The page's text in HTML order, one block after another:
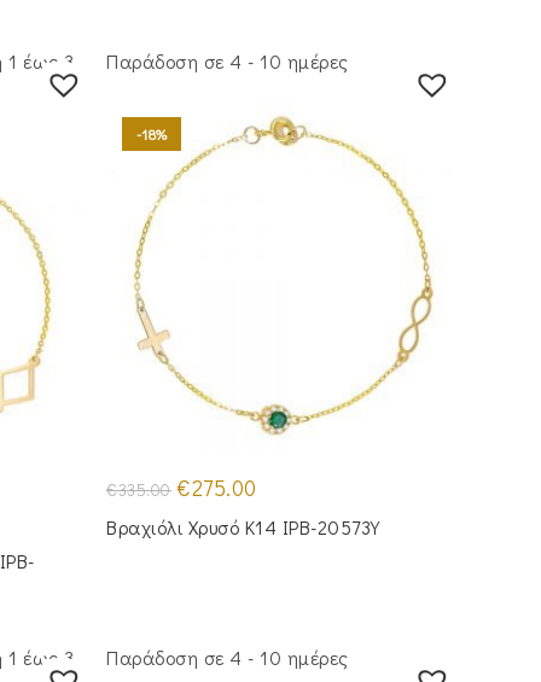
έως 3
Παράδοση σε 4 - 10 ημέρες
-18%
€335.00 Original
price
was:
€335.00.
€275.00
τιμή
είναι:
Βραχιόλι Χρυσό Κ14 IPB-20573Y
έως 3
Παράδοση σε 4 - 10 ημέρες